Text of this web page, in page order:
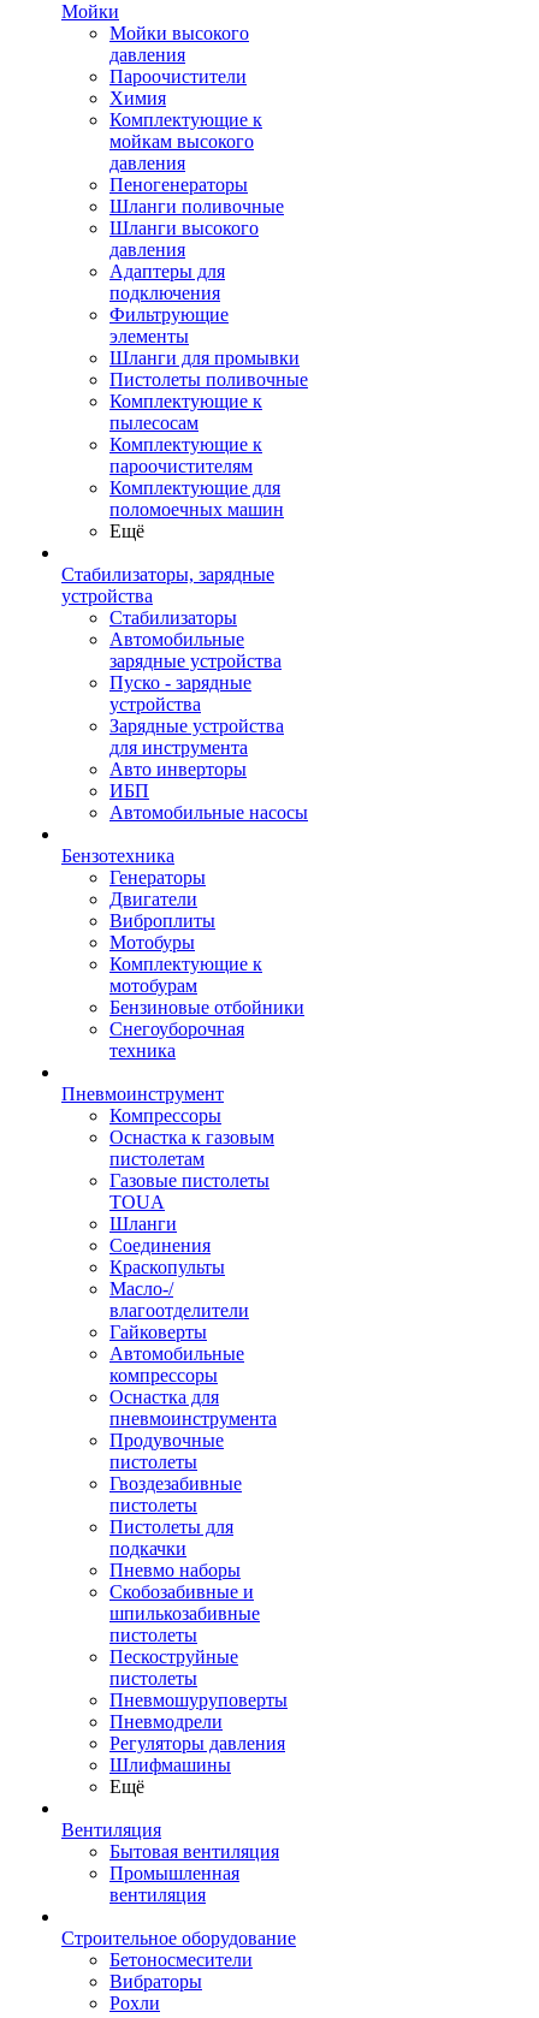
Мойки
Мойки высокого
давления
Пароочистители
Химия
Комплектующие к
мойкам высокого
давления
Пеногенераторы
Шланги поливочные
Шланги высокого
давления
Адаптеры для
подключения
Фильтрующие
элементы
Шланги для промывки
Пистолеты поливочные
Комплектующие к
пылесосам
Комплектующие к
пароочистителям
Комплектующие для
поломоечных машин
Ещё
Стабилизаторы, зарядные
устройства
Стабилизаторы
Автомобильные
зарядные устройства
Пуско - зарядные
устройства
Зарядные устройства
для инструмента
Авто инверторы
ИБП
Автомобильные насосы
Бензотехника
Генераторы
Двигатели
Виброплиты
Мотобуры
Комплектующие к
мотобурам
Бензиновые отбойники
Снегоуборочная
техника
Пневмоинструмент
Компрессоры
Оснастка к газовым
пистолетам
Газовые пистолеты
TOUA
Шланги
Соединения
Краскопульты
Масло-/
влагоотделители
Гайковерты
Автомобильные
компрессоры
Оснастка для
пневмоинструмента
Продувочные
пистолеты
Гвоздезабивные
пистолеты
Пистолеты для
подкачки
Пневмо наборы
Скобозабивные и
шпилькозабивные
пистолеты
Пескоструйные
пистолеты
Пневмошуруповерты
Пневмодрели
Регуляторы давления
Шлифмашины
Ещё
Вентиляция
Бытовая вентиляция
Промышленная
вентиляция
Строительное оборудование
Бетоносмесители
Вибраторы
Рохли